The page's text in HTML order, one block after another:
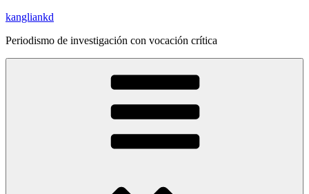
Saltar
contenido
kangliankd
Periodismo de investigación con vocación crítica